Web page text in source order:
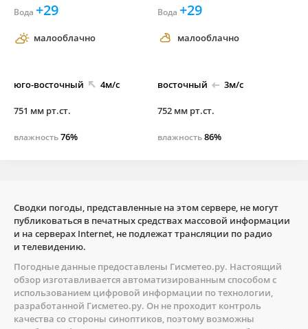
Вода +29
малооблачно
юго-восточный 4м/с
751 мм рт.ст.
влажность76%
Вода +29
малооблачно
восточный 3м/с
752 мм рт.ст.
влажность86%
Сводки погоды, представленные на этом сервере, не могут
публиковаться в печатных средствах массовой информации
и на серверах Internet, не подлежат трансляции по радио
и телевидению.
Погодные данные предоставлены Гисметео.ру. Настоящий
обзор изготавливается автоматизированным способом с
использованием цифровой информации по технологии,
разработанной Гисметео.ру. Он не проходит контроль
качества со стороны синоптиков, поэтому возможны